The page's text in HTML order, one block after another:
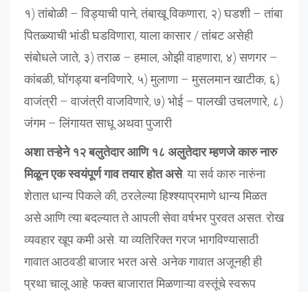
१) तांबोळी – विड्याची पाने, तंबाखू विकणारा, २) घडशी – तांबा
पितळ्याची भांडी घडविणारा, याला कासार / तांबट असेही
संबोधले जाते, ३) तराळ – हमाल, ओझी वाहणारा, ४) सणगर –
कांबळी, घोंगड्या बनविणारे, ५) मुलाणा – मुसलमान खाटीक, ६)
वाजंत्री – वाजंत्री वाजविणारे, ७) भोई – पालखी उचलणारे, ८)
जंगम – लिंगायत साधू अथवा पुजारी
अशा तऱ्हेने १२ बलुतेदार आणि १८ अलुतेदार म्हणजे कारु नारु
मिळून एक स्वयंपूर्ण गाव तयार होत असे. या सर्व कारु नारुंना
शेतात धान्य पिकले की, ठरलेल्या हिश्श्याप्रमाणे धान्य मिळत
असे आणि त्या बदल्यात ते आपली सेवा वर्षभर पुरवत असत. रोख
व्यवहार खूप कमी असे. या व्यतिरिक्त गरज भागविण्यासाठी
गावात आठवडी बाजार भरत असे. अनेक गावात अजूनही ही
प्रथा चालू आहे. फक्त बाजारात मिळणाऱ्या वस्तूंचे स्वरूप